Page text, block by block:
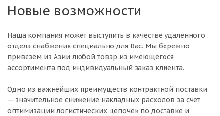
Новые возможности
Наша компания может выступить в качестве удаленного
отдела снабжения специально для Вас. Мы бережно
привезем из Азии любой товар из имеющегося
ассортимента под индивидуальный заказ клиента.
Одно из важнейших преимуществ контрактной поставки
— значительное снижение накладных расходов за счет
оптимизации логистических цепочек по доставке и